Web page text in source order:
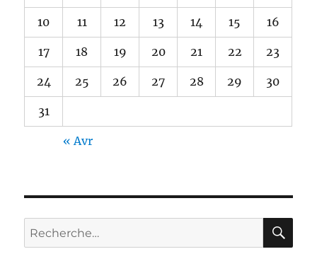
10 11 12 13 14 15 16
17 18 19 20 21 22 23
24 25 26 27 28 29 30
31
« Avr
Recherche
pour :